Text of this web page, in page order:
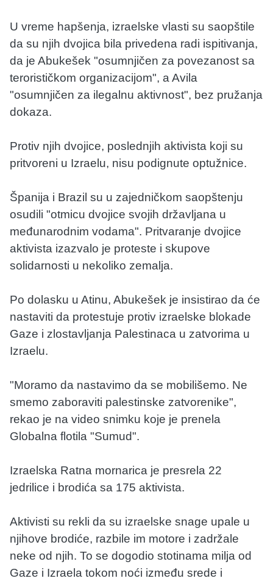
U vreme hapšenja, izraelske vlasti su saopštile
da su njih dvojica bila privedena radi ispitivanja,
da je Abukešek "osumnjičen za povezanost sa
terorističkom organizacijom", a Avila
"osumnjičen za ilegalnu aktivnost", bez pružanja
dokaza.
Protiv njih dvojice, poslednjih aktivista koji su
pritvoreni u Izraelu, nisu podignute optužnice.
Španija i Brazil su u zajedničkom saopštenju
osudili "otmicu dvojice svojih državljana u
međunarodnim vodama". Pritvaranje dvojice
aktivista izazvalo je proteste i skupove
solidarnosti u nekoliko zemalja.
Po dolasku u Atinu, Abukešek je insistirao da će
nastaviti da protestuje protiv izraelske blokade
Gaze i zlostavljanja Palestinaca u zatvorima u
Izraelu.
"Moramo da nastavimo da se mobilišemo. Ne
smemo zaboraviti palestinske zatvorenike",
rekao je na video snimku koje je prenela
Globalna flotila "Sumud".
Izraelska Ratna mornarica je presrela 22
jedrilice i brodića sa 175 aktivista.
Aktivisti su rekli da su izraelske snage upale u
njihove brodiće, razbile im motore i zadržale
neke od njih. To se dogodio stotinama milja od
Gaze i Izraela tokom noći između srede i